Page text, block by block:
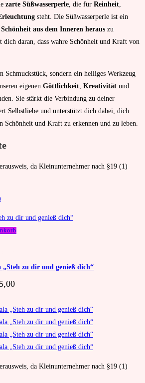
zarte Süßwasserperle, die für Reinheit,
steht. Die Süßwasserperle ist ein
Schönheit aus dem Inneren heraus zu
dich daran, dass wahre Schönheit und Kraft von
Schmuckstück, sondern ein heiliges Werkzeug
eigenen Göttlichkeit, Kreativität und
Sie stärkt die Verbindung zu deiner
Selbstliebe und unterstützt dich dabei, dich
Schönheit und Kraft zu erkennen und zu leben.
da Kleinunternehmer nach §19 (1)
„Steh zu dir und genieß dich“
da Kleinunternehmer nach §19 (1)